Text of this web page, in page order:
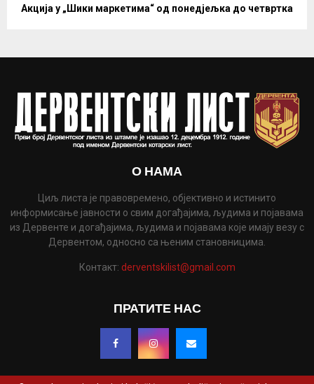
Акција у „Шики маркетима“ од понедјељка до четвртка
О НАМА
Циљ листа је правовремено, објективно и истинито
информисање јавности о свим догађајима, људима и појавама
из Дервенте и догађајима, људима и појавама које имају везу с
Дервентом, односно са њеним становницима.
Контакт: derventskilist@gmail.com
ПРАТИТЕ НАС